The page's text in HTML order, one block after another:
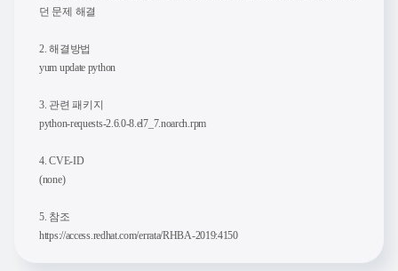
던 문제 해결
2. 해결방법
yum update python
3. 관련 패키지
python-requests-2.6.0-8.el7_7.noarch.rpm
4. CVE-ID
(none)
5. 참조
https://access.redhat.com/errata/RHBA-2019:4150